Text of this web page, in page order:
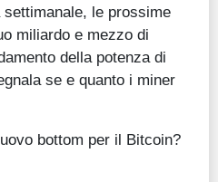
le prossime
miliardo e mezzo di
della potenza di
se e quanto i miner
bottom per il Bitcoin?